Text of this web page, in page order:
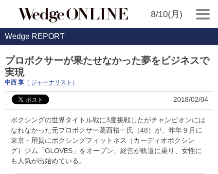
8/10(月)
Wedge REPORT
プロボクサーが果たせなかった夢をビジネスで
実現
中西 享 （ ジャーナリスト）
2018/02/04
ボクシングの世界タイトル戦に3度挑戦したがチャンピオンには
なれなかった元プロボクサー葛西裕一氏（48）が、昨年９月に
東京・用賀にボクシングフィットネス（カーディオボクシン
グ）ジム「GLOVES」をオープン、経営が軌道に乗り、女性に
も人気が出始めている。